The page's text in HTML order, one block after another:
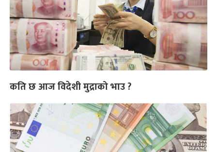
कति छ आज विदेशी मुद्राको भाउ ?